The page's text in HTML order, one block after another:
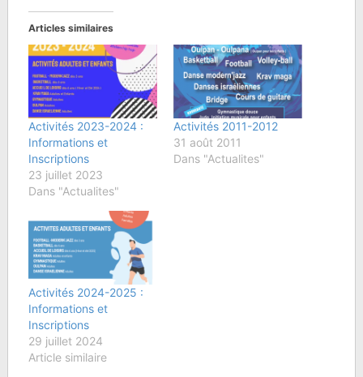
Articles similaires
Activités 2023-2024 :
Informations et
Inscriptions
23 juillet 2023
Dans "Actualites"
Activités 2011-2012
31 août 2011
Dans "Actualites"
Activités 2024-2025 :
Informations et
Inscriptions
29 juillet 2024
Article similaire